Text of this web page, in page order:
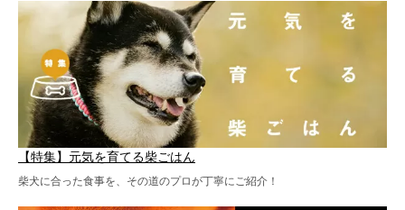
【特集】元気を育てる柴ごはん
柴犬に合った食事を、その道のプロが丁寧にご紹介！